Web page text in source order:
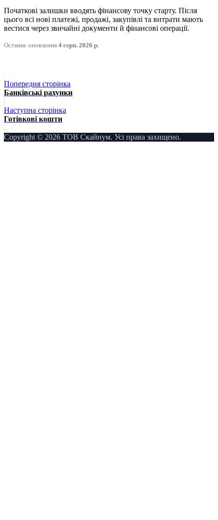
Початкові залишки вводять фінансову точку старту. Після
цього всі нові платежі, продажі, закупівлі та витрати мають
вестися через звичайні документи й фінансові операції.
Останнє оновлення 4 серп. 2026 р.
Попередня сторінка
Банківські рахунки
Наступна сторінка
Готівкові кошти
Copyright © 2026 ТОВ Скайнум. Усі права захищено.